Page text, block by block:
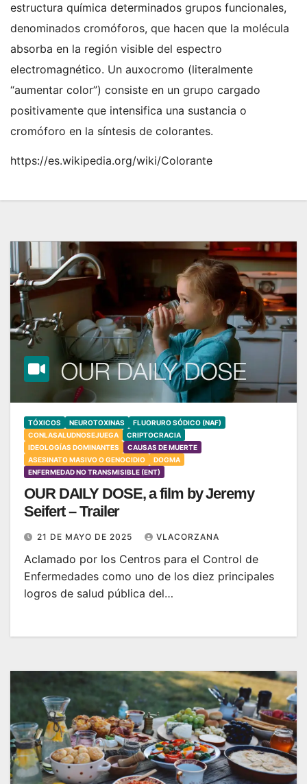
estructura química determinados grupos funcionales,
denominados cromóforos, que hacen que la molécula
absorba en la región visible del espectro
electromagnético. Un auxocromo (literalmente
“aumentar color”) consiste en un grupo cargado
positivamente que intensifica una sustancia o
cromóforo en la síntesis de colorantes.
https://es.wikipedia.org/wiki/Colorante
TÓXICOS NEUROTOXINAS
FLUORURO SÓDICO (NAF)
CONLASALUDNOSEJUEGA
CRIPTOCRACIA
IDEOLOGÍAS DOMINANTES
CAUSAS DE MUERTE
ASESINATO MASIVO O GENOCIDIO
DOGMA
ENFERMEDAD NO TRANSMISIBLE (ENT)
OUR DAILY DOSE, a film by Jeremy
Seifert – Trailer
21 DE MAYO DE 2025 VLACORZANA
Aclamado por los Centros para el Control de
Enfermedades como uno de los diez principales
logros de salud pública del…